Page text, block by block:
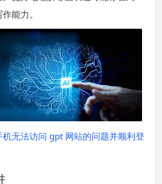
能力。
机无法访问 gpt 网站的问题并顺利登